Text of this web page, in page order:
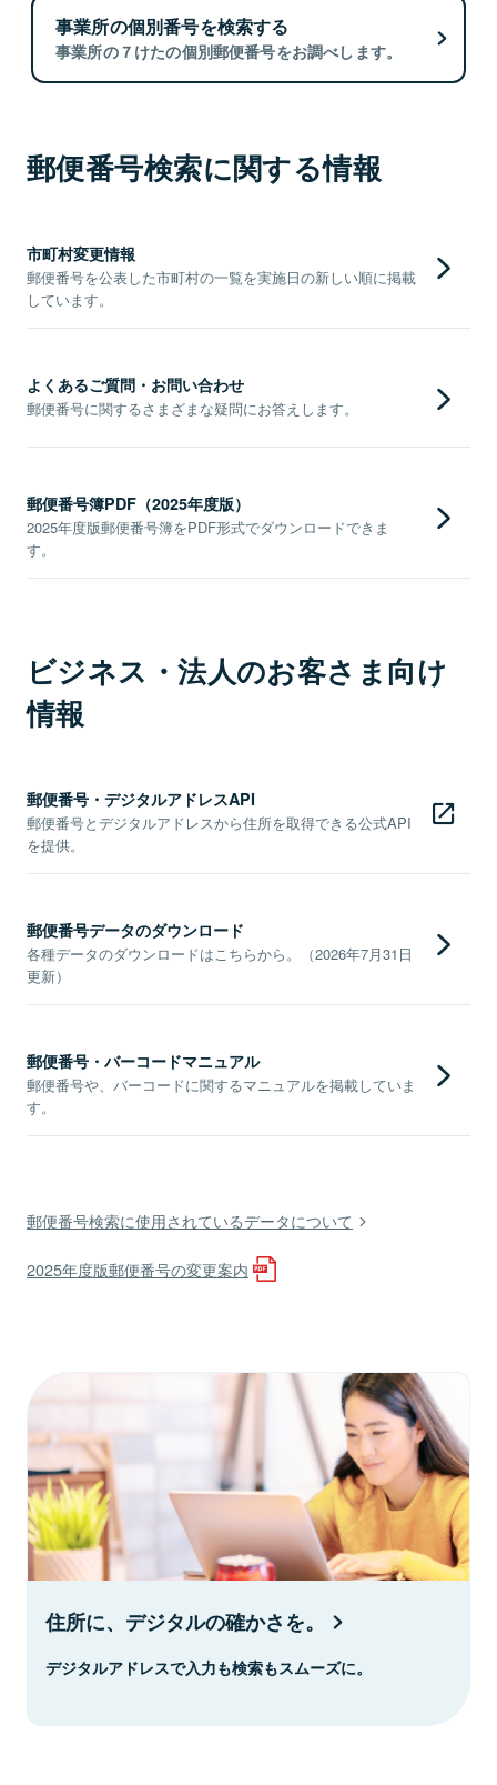
事業所の個別番号を検索する
事業所の７けたの個別郵便番号をお調べします。
郵便番号検索に関する情報
市町村変更情報
郵便番号を公表した市町村の一覧を実施日の新しい順に掲載
しています。
よくあるご質問・お問い合わせ
郵便番号に関するさまざまな疑問にお答えします。
郵便番号簿PDF（2025年度版）
2025年度版郵便番号簿をPDF形式でダウンロードできま
す。
ビジネス・法人のお客さま向け
情報
郵便番号・デジタルアドレスAPI
郵便番号とデジタルアドレスから住所を取得できる公式API
を提供。
郵便番号データのダウンロード
各種データのダウンロードはこちらから。（2026年7月31日
更新）
郵便番号・バーコードマニュアル
郵便番号や、バーコードに関するマニュアルを掲載していま
す。
郵便番号検索に使用されているデータについて
2025年度版郵便番号の変更案内
住所に、デジタルの確かさを。
デジタルアドレスで入力も検索もスムーズに。